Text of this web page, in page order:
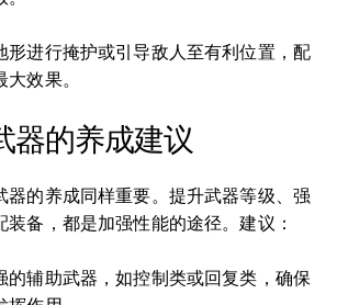
形进行掩护或引导敌人至有利位置，配
效果。
器的养成建议
器的养成同样重要。提升武器等级、强
装备，都是加强性能的途径。建议：
的辅助武器，如控制类或回复类，确保